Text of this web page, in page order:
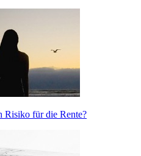
Risiko für die Rente?